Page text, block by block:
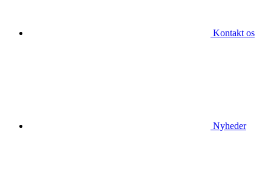
Kontakt os
Nyheder